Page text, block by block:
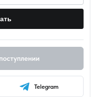
Telegram